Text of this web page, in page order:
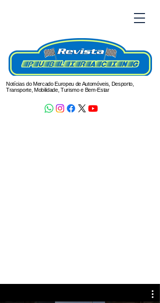
Notícias do Mercado Europeu de Automóveis, Desporto,
Transporte, Mobilidade, Turismo e Bem-Estar